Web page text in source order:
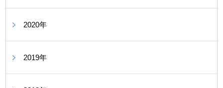
2020年
2019年